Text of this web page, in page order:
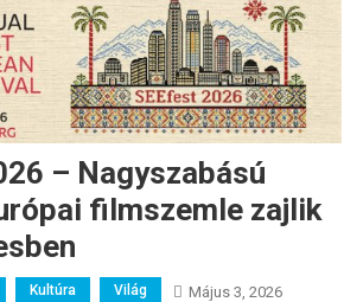
– Nagyszabású
filmszemle zajlik
Kultúra Világ
Május 3, 2026